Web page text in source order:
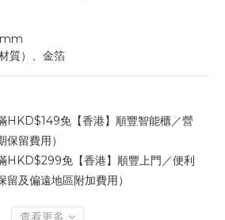
質）、金箔
HKD$149免【香港】順豐智能櫃／營
留費用）
HKD$299免【香港】順豐上門／便利
及偏遠地區附加費用）
查看更多